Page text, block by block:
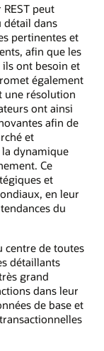
peut
détail dans
pertinentes et
afin que les
ont besoin et
également
une résolution
ont ainsi
afin de
et
dynamique
Ce
et
en leur
du
centre de toutes
détaillants
grand
dans leur
de base et